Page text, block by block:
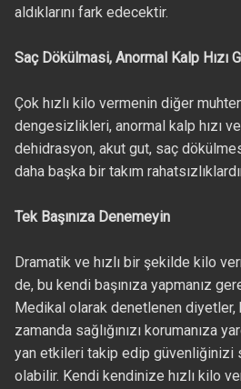
aldıklarını fark edecektir.
Saç Dökülmasi, Anormal Kalp Hızı
Çok hızlı kilo vermenin diğer
dengesizlikleri, anormal kalp hızı
dehidrasyon, akut gut, saç
daha başka bir takım
Tek Başınıza Denemeyin
Dramatik ve hızlı bir şekilde kilo
de, bu kendi başınıza yapmanız
Medikal olarak denetlenen diyetler,
zamanda sağlığınızı korumanıza
yan etkileri takip edip güvenliğinizi
olabilir. Kendi kendinize hızlı kilo